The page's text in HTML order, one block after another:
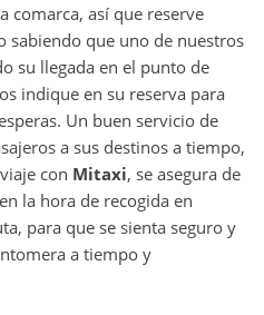
comarca, así que reserve
que uno de nuestros
su llegada en el punto de
indique en su reserva para
Un buen servicio de
a sus destinos a tiempo,
con Mitaxi, se asegura de
la hora de recogida en
para que se sienta seguro y
a tiempo y